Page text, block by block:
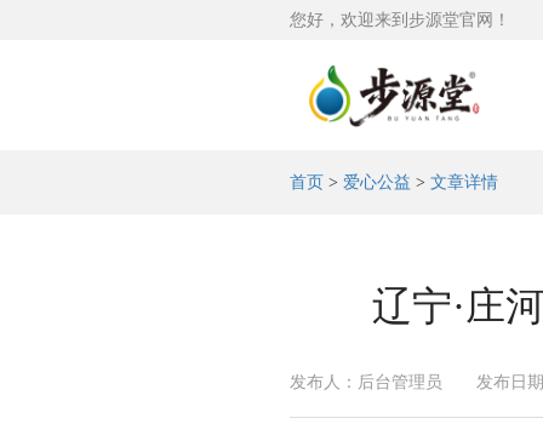
您好，欢迎来到步源堂官网！
首页> 爱心公益 > 文章详情
辽宁·庄
发布人：后台管理员 发布日